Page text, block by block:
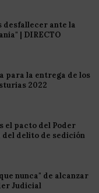
desfallecer ante la
| DIRECTO
para la entrega de los
2022
el pacto del Poder
delito de sedición
nunca" de alcanzar
Judicial